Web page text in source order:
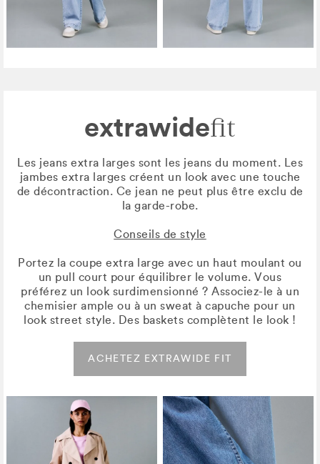
extrawidefit
Les jeans extra larges sont les jeans du moment. Les
jambes extra larges créent un look avec une touche
de décontraction. Ce jean ne peut plus être exclu de
la garde-robe.
Conseils de style
Portez la coupe extra large avec un haut moulant ou
un pull court pour équilibrer le volume. Vous
préférez un look surdimensionné ? Associez-le à un
chemisier ample ou à un sweat à capuche pour un
look street style. Des baskets complètent le look !
ACHETEZ EXTRAWIDE FIT